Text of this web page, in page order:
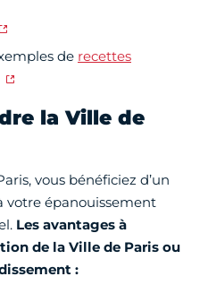
de recettes
la Ville de
vous bénéficiez d’un
votre épanouissement
Les avantages à
de la Ville de Paris ou
: